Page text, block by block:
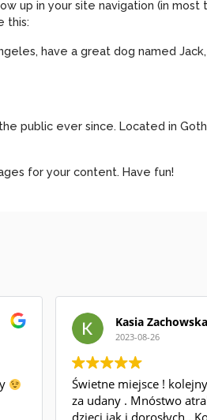
up in your site navigation (in
this:
have a great dog named
public ever since. Located in
for your content. Have fun!
Kasia Zachowska
2023-08-26
Świetne miejsce !
za udany . Mnóstwo